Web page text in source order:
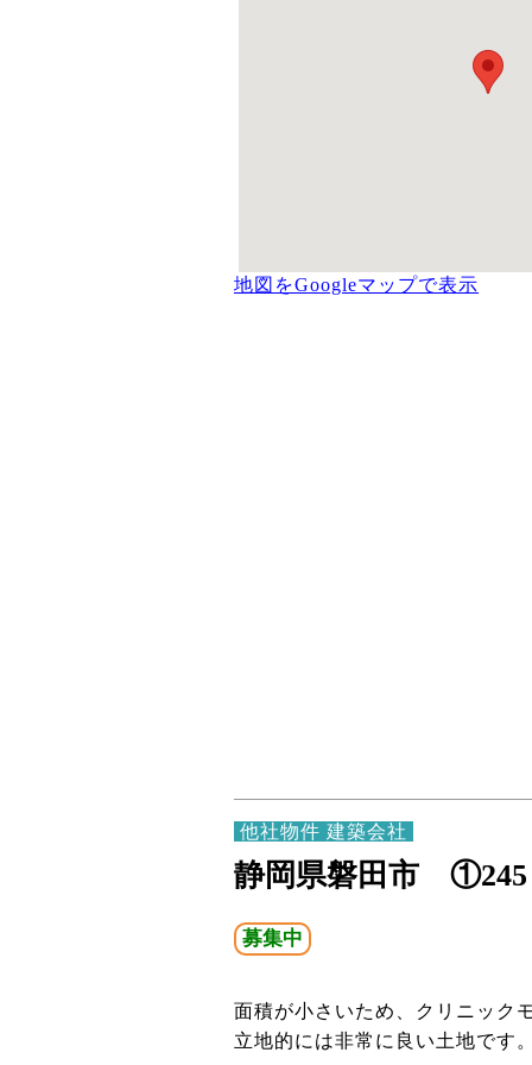
地図をGoogleマップで表示
他社物件 建築会社
静岡県磐田市 ①245
募集中
面積が小さいため、クリニック
立地的には非常に良い土地です